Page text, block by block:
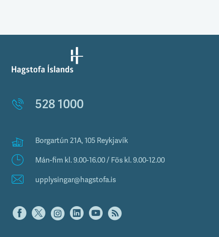
528 1000
Borgartún 21A, 105 Reykjavík
Mán-fim kl. 9.00-16.00 / Fös kl. 9.00-12.00
upplysingar@hagstofa.is